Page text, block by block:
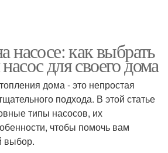
насосе: как выбрать
для своего дома
дома - это непростая
подхода. В этой статье
типы насосов, их
чтобы помочь вам
выбор.